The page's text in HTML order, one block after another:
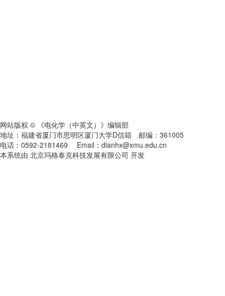
网站版权 © 《电化学（中英文）》编辑部
地址：福建省厦门市思明区厦门大学D信箱 邮编：361005
电话：0592-2181469 Email：dianhx@xmu.edu.cn
本系统由 北京玛格泰克科技发展有限公司 开发